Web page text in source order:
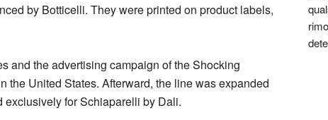
by Botticelli. They were printed on product labels,
and the advertising campaign of the Shocking
the United States. Afterward, the line was expanded
exclusively for Schiaparelli by Dali.